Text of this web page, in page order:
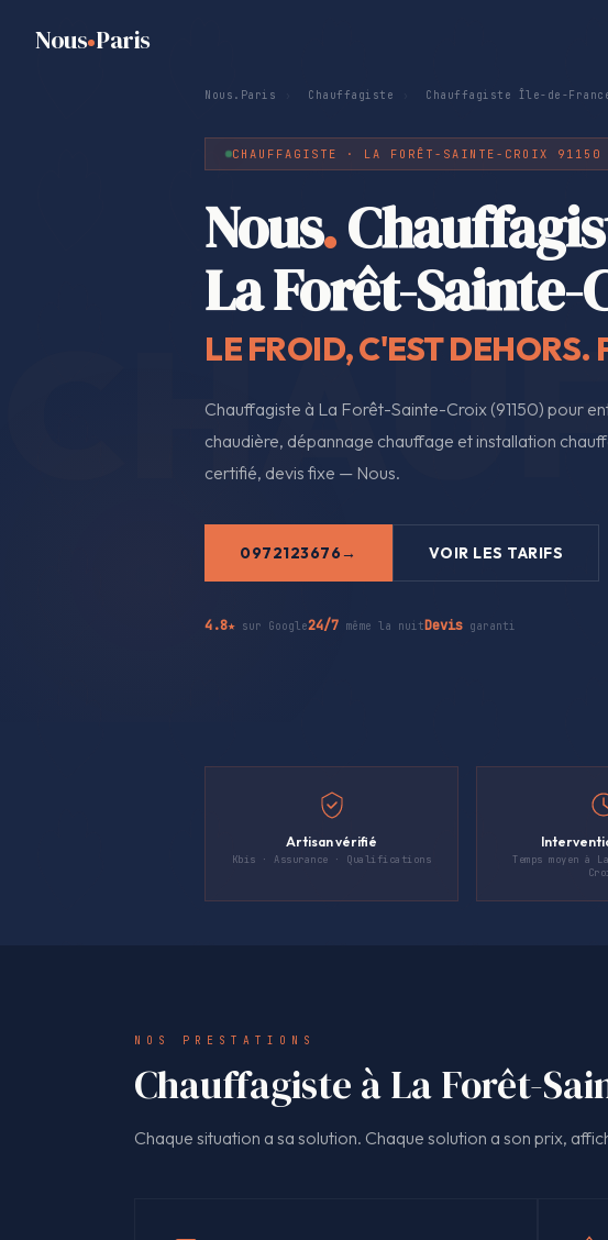
Nous Paris
Nous.Paris Chauffagiste Chauffagiste Île-de-
CHAUFFAGISTE · LA FORÊT-SAINTE-CROIX
Nous.
La Forêt-Sainte-
LE FROID, C'EST DEHORS.
Chauffagiste à La Forêt-Sainte-Croix (91150) pour
chaudière, dépannage chauffage et installation
certifié, devis fixe — Nous.
0972123676 VOIR LES TARIFS
4.8★ sur Google24/7 même la nuitDevis garanti
Artisan vérifié
Kbis · Assurance · Qualifications
Temps moyen à
NOS PRESTATIONS
Chauffagiste à La Forêt-
Chaque situation a sa solution. Chaque solution a son prix,